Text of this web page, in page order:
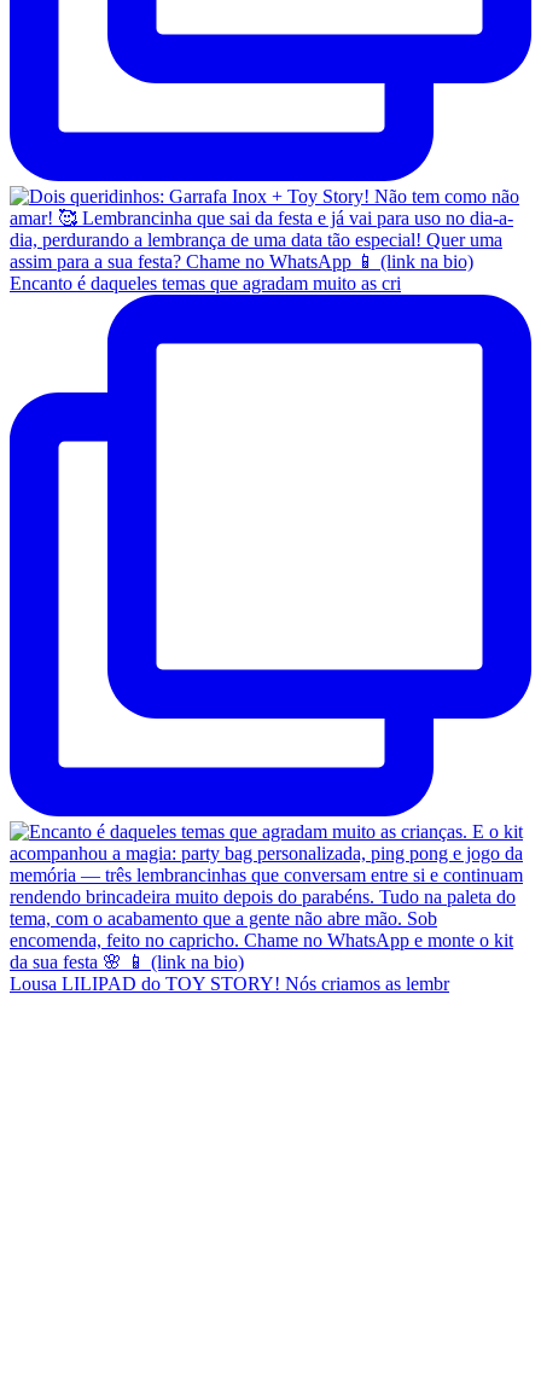
Encanto é daqueles temas que agradam muito as cri
Lousa LILIPAD do TOY STORY! Nós criamos as lembr